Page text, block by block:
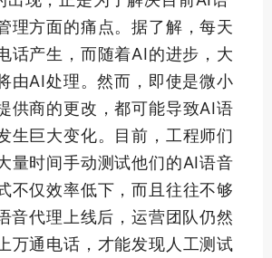
理方面的痛点。据了解，每天
话产生，而随着AI的进步，大
由AI处理。然而，即使是微小
供商的更改，都可能导致AI语
生巨大变化。目前，工程师们
量时间手动测试他们的AI语音
不仅效率低下，而且往往不够
音代理上线后，运营团队仍然
万通电话，才能发现人工测试